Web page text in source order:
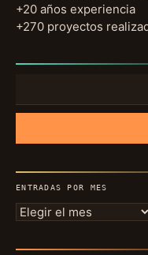
+20 años experiencia
+270 proyectos
ENTRADAS POR MES
Entradas